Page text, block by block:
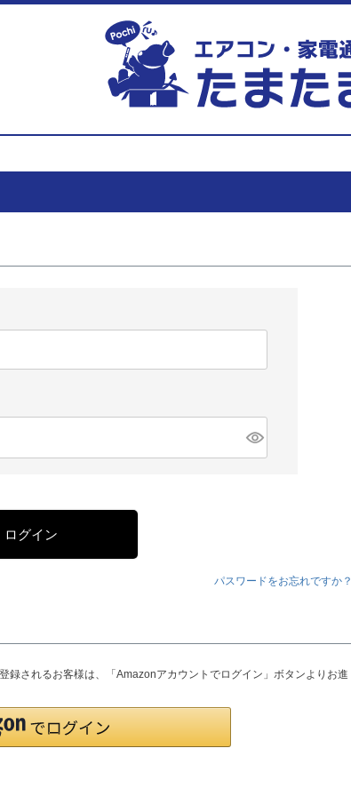
ログイン
パスワードをお忘れですか？
録されるお客様は、「Amazonアカウントでログイン」ボタンよりお進